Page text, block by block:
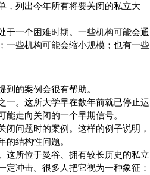
，列出今年所有将要关闭的私立大
于一个困难时期。一些机构可能会通
一些机构可能会缩小规模；也有一些
的案例会很有帮助。
一。这所大学早在数年前就已停止运
走向关闭的一个早期信号。
问题时的案例。这样的例子说明，
结构性问题。
这所位于曼谷、拥有较长历史的私立
冲击。很多人把它视为一种象征：